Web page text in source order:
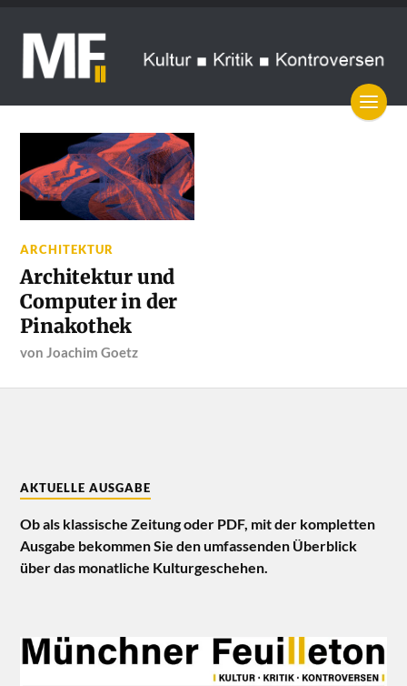
ARCHITEKTUR
Architektur und
Computer in der
Pinakothek
von Joachim Goetz
AKTUELLE AUSGABE
Ob als klassische Zeitung oder PDF, mit der kompletten
Ausgabe bekommen Sie den umfassenden Überblick
über das monatliche Kulturgeschehen.